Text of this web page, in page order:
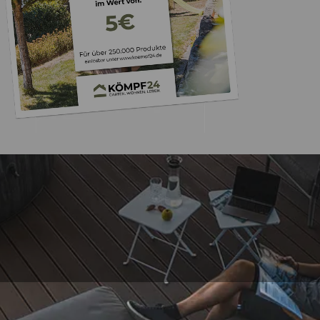
Trusted Shops
4,65/ 5
2.125 Bewertungen
„Schnelle
verpackt“